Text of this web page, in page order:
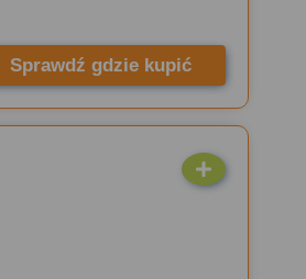
Sprawdź gdzie kupić